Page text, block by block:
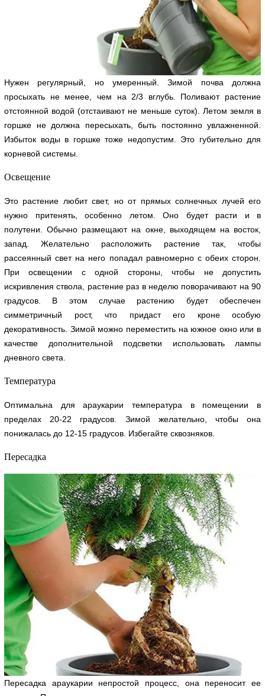
Нужен регулярный, но умеренный. Зимой почва должна
просыхать не менее, чем на 2/3 вглубь. Поливают растение
отстоянной водой (отстаивают не меньше суток). Летом земля в
горшке не должна пересыхать, быть постоянно увлажненной.
Избыток воды в горшке тоже недопустим. Это губительно для
корневой системы.
Освещение
Это растение любит свет, но от прямых солнечных лучей его
нужно притенять, особенно летом. Оно будет расти и в
полутени. Обычно размещают на окне, выходящем на восток,
запад. Желательно расположить растение так, чтобы
рассеянный свет на него попадал равномерно с обеих сторон.
При освещении с одной стороны, чтобы не допустить
искривления ствола, растение раз в неделю поворачивают на 90
градусов. В этом случае растению будет обеспечен
симметричный рост, что придаст его кроне особую
декоративность. Зимой можно переместить на южное окно или в
качестве дополнительной подсветки использовать лампы
дневного света.
Температура
Оптимальна для араукарии температура в помещении в
пределах 20-22 градусов. Зимой желательно, чтобы она
понижалась до 12-15 градусов. Избегайте сквозняков.
Пересадка
Пересадка араукарии непростой процесс, она переносит ее